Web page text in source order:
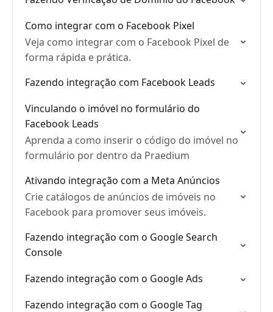
Como integrar com o Facebook Pixel
Veja como integrar com o Facebook Pixel de
forma rápida e prática.
Fazendo integração com Facebook Leads
Vinculando o imóvel no formulário do
Facebook Leads
Aprenda a como inserir o código do imóvel no
formulário por dentro da Praedium
Ativando integração com a Meta Anúncios
Crie catálogos de anúncios de imóveis no
Facebook para promover seus imóveis.
Fazendo integração com o Google Search
Console
Fazendo integração com o Google Ads
Fazendo integração com o Google Tag